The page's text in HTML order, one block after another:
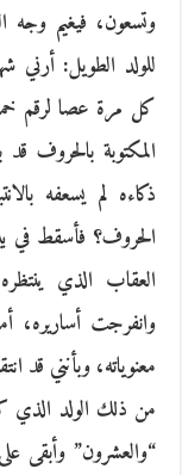
وتسعون، فيغيم وجه
للولد الطويل:
كل مرة عصا لرقم
المكتوبة بالحروف
ذكاءه لم يسعفه
الحروف؟ فأسقط في
العقاب الذي
وانفرجت أساريره،
معنوياته، وبأنني قد
من ذلك الولد الذي
“والعشرون” وأبقى